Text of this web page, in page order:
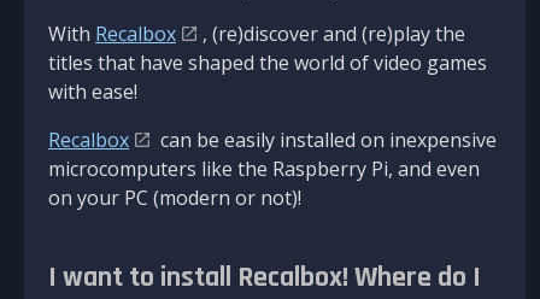
With Recalbox
, (re)discover and (re)play the
titles that have shaped the world of video games
with ease!
Recalbox
can be easily installed on inexpensive
microcomputers like the Raspberry Pi, and even
on your PC (modern or not)!
I want to install Recalbox! Where do I